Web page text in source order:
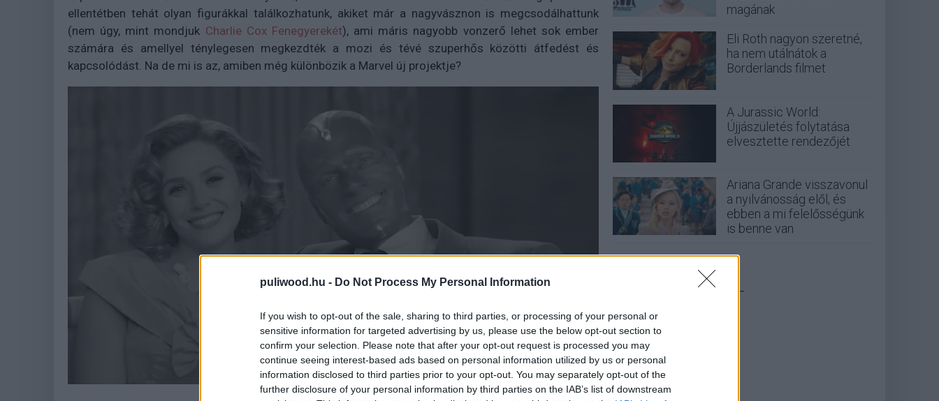
puliwood.hu - Do Not Process My Personal Information
If you wish to opt-out of the sale, sharing to third parties, or processing of your personal or
sensitive information for targeted advertising by us, please use the below opt-out section to
confirm your selection. Please note that after your opt-out request is processed you may
continue seeing interest-based ads based on personal information utilized by us or personal
information disclosed to third parties prior to your opt-out. You may separately opt-out of the
further disclosure of your personal information by third parties on the IAB’s list of downstream
ellentétben tehát olyan figurákkal találkozhatunk, akiket már a nagyvásznon is megcsodálhattunk
(nem úgy, mint mondjuk Charlie Cox Fenegyerekét), ami máris nagyobb vonzerő lehet sok ember
számára és amellyel ténylegesen megkezdték a mozi és tévé szuperhős közötti átfedést és
kapcsolódást. Na de mi is az, amiben még különbözik a Marvel új projektje?
magának
Eli Roth nagyon szeretné,
ha nem utálnátok a
Borderlands filmet
A Jurassic World:
Újjászületés folytatása
elvesztette rendezőjét
Ariana Grande visszavonul
a nyilvánosság elől, és
ebben a mi felelősségünk
is benne van